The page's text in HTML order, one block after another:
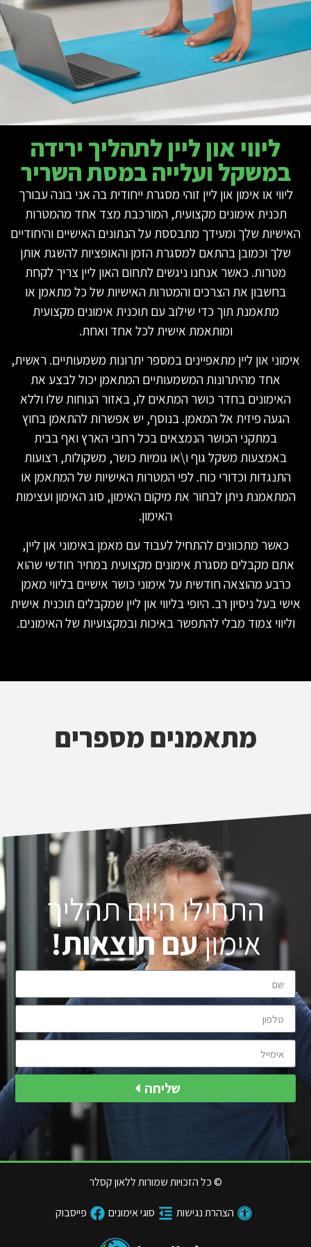
ליווי און ליין לתהליך ירידה
במשקל ועלייה במסת השריר
ליווי או אימון און ליין זוהי מסגרת ייחודית בה אני בונה עבורך
תכנית אימונים מקצועית, המורכבת מצד אחד מהמטרות
האישיות שלך ומעידך מתבססת על הנתונים האישיים והיחודיים
שלך וכמובן בהתאם למסגרת הזמן והאופציות להשגת אותן
מטרות. כאשר אנחנו ניגשים לתחום האון ליין צריך לקחת
בחשבון את הצרכים והמטרות האישיות של כל מתאמן או
מתאמנת תוך כדי שילוב עם תוכנית אימונים מקצועית
ומותאמת אישית לכל אחד ואחת.
אימוני און ליין מתאפיינים במספר יתרונות משמעותיים. ראשית,
אחד מהיתרונות המשמעותיים המתאמן יכול לבצע את
האימונים בחדר כושר המתאים לו, באזור הנוחות שלו וללא
הגעה פיזית אל המאמן. בנוסף, יש אפשרות להתאמן בחוץ
במתקני הכושר הנמצאים בכל רחבי הארץ ואף בבית
באמצעות משקל גוף ו\או גומיות כושר, משקולות, רצועות
התנגדות וכדורי כוח. לפי המטרות האישיות של המתאמן או
המתאמנת ניתן לבחור את מיקום האימון, סוג האימון ועצימות
האימון.
כאשר מתכוונים להתחיל לעבוד עם מאמן באימוני און ליין,
אתם מקבלים מסגרת אימונים מקצועית במחיר חודשי שהוא
כרבע מהוצאה חודשית על אימוני כושר אישיים בליווי מאמן
אישי בעל ניסיון רב. היופי בליווי און ליין שמקבלים תוכנית אישית
וליווי צמוד מבלי להתפשר באיכות ובמקצועיות של האימונים.
מתאמנים מספרים
התחילו היום תהליך
אימוןעם תוצאות!
שליחה
© כל הזכויות שמורות ללאון קסלר
הצהרת נגישות סוגי אימונים פייסבוק